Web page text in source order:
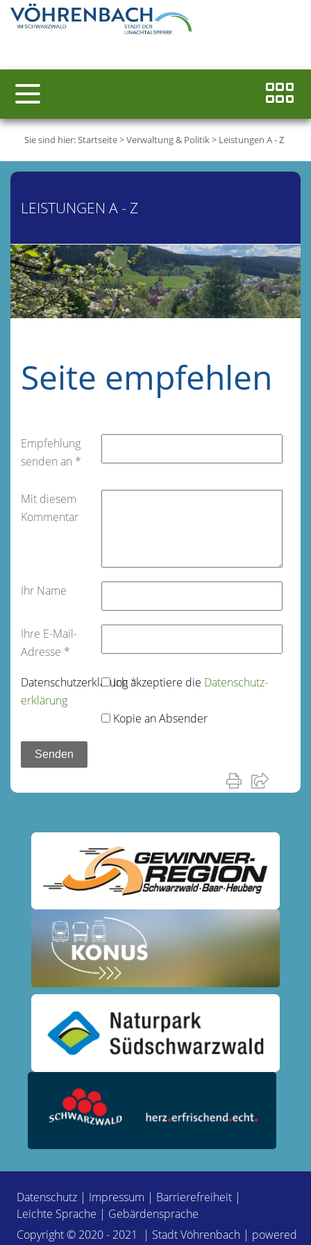
Sie sind hier:Startseite>Verwaltung & Politik> Leistungen A - Z
LEISTUNGEN A - Z
Seite empfehlen
Empfehlung
senden an *
Mit diesem
Kommentar
Ihr Name
Ihre E-Mail-
Adresse *
Datenschutz­erklärung*
Ich akzeptiere die Datenschutz­
erklärung
Kopie an Absender
Datenschutz | Impressum | Barrierefreiheit |
Leichte Sprache | Gebärdensprache
Copyright © 2020 - 2021 | Stadt Vöhrenbach | powered